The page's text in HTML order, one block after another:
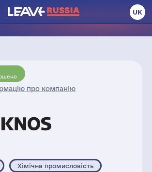
UK
про компанію
Хімічна промисловість